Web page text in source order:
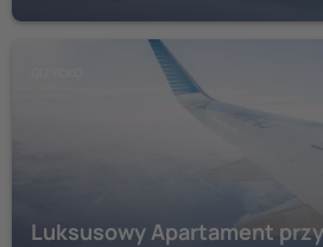
Luksusowy Apartament